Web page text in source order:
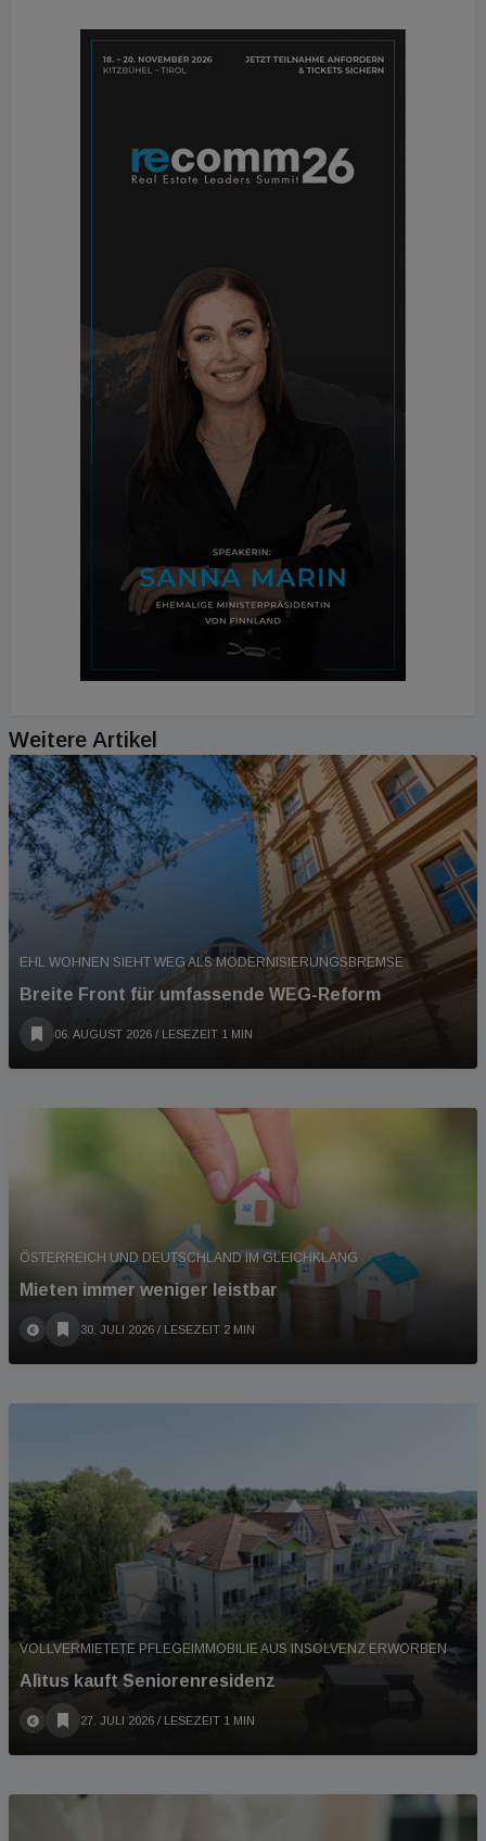
Weitere Artikel
EHL WOHNEN SIEHT WEG ALS MODERNISIERUNGSBREMSE
Breite Front für umfassende WEG-Reform
06. AUGUST 2026 / LESEZEIT 1 MIN
ÖSTERREICH UND DEUTSCHLAND IM GLEICHKLANG
Mieten immer weniger leistbar
30. JULI 2026 / LESEZEIT 2 MIN
VOLLVERMIETETE PFLEGEIMMOBILIE AUS INSOLVENZ ERWORBEN
Alìtus kauft Seniorenresidenz
27. JULI 2026 / LESEZEIT 1 MIN